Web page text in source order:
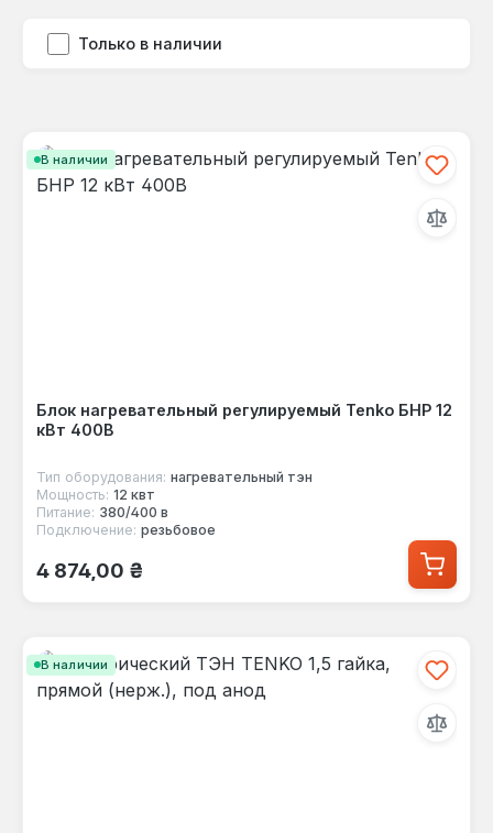
Только в наличии
В наличии
Блок нагревательный регулируемый Tenko БНР 12
кВт 400В
Тип оборудования: нагревательный тэн
Мощность: 12 квт
Питание: 380/400 в
Подключение: резьбовое
Обычная цена:
4 874,00 ₴
В наличии